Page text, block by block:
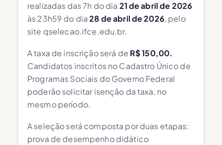
realizadas das 7h do dia 21 de abril de 2026
às 23h59 do dia28 de abril de 2026, pelo
site qselecao.ifce.edu.br.
A taxa de inscrição será de R$ 150,00.
Candidatos inscritos no Cadastro Único de
Programas Sociais do Governo Federal
poderão solicitar isenção da taxa, no
mesmo período.
A seleção será composta por duas etapas:
prova de desempenho didático